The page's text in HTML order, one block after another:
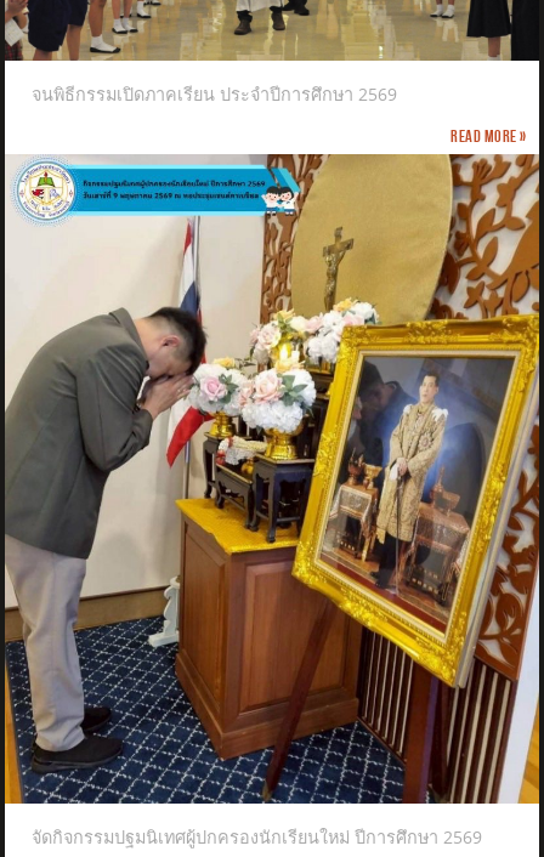
จนพิธีกรรมเปิดภาคเรียน ประจำปีการศึกษา 2569
Read more »
จัดกิจกรรมปฐมนิเทศผู้ปกครองนักเรียนใหม่ ปีการศึกษา 2569